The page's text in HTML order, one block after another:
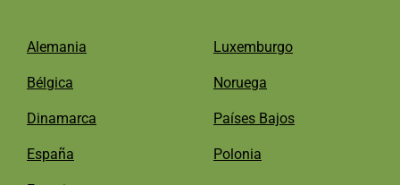
Alemania
Bélgica
Dinamarca
España
Luxemburgo
Noruega
Países Bajos
Polonia